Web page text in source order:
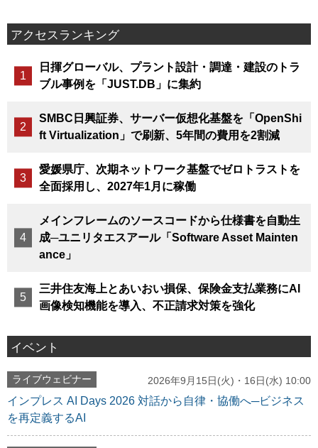
アクセスランキング
日揮グローバル、プラント設計・調達・建設のトラ
ブル事例を「JUST.DB」に集約
SMBC日興証券、サーバー仮想化基盤を「OpenShi
ft Virtualization」で刷新、5年間の費用を2割減
愛媛県庁、次期ネットワーク基盤でゼロトラストを
全面採用し、2027年1月に稼働
メインフレームのソースコードから仕様書を自動生
成─ユニリタエスアール「Software Asset Mainten
ance」
三井住友海上とあいおい損保、保険金支払業務にAI
画像検知機能を導入、不正請求対策を強化
イベント
ライブウェビナー 2026年9月15日(火)・16日(水) 10:00
インプレス AI Days 2026 対話から自律・協働へ─ビジネス
を再定義するAI